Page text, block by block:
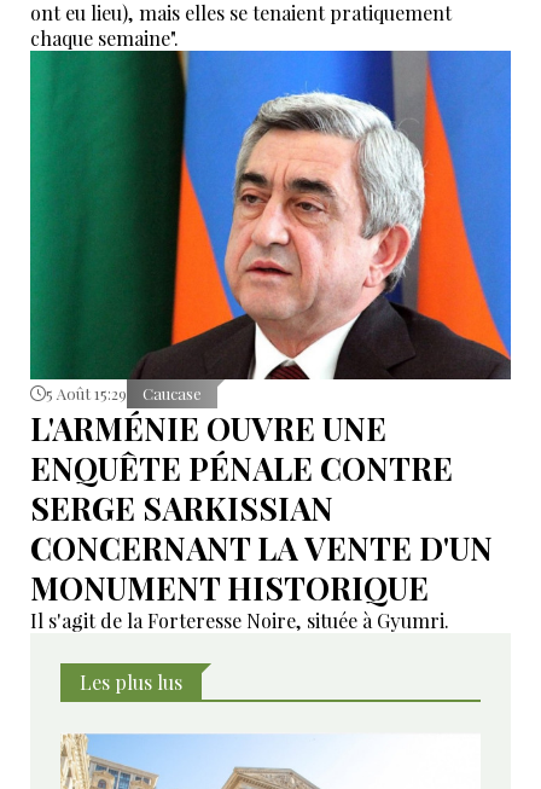
ont eu lieu), mais elles se tenaient pratiquement
chaque semaine".
5 Août 15:29 Caucase
L'ARMÉNIE OUVRE UNE
ENQUÊTE PÉNALE CONTRE
SERGE SARKISSIAN
CONCERNANT LA VENTE D'UN
MONUMENT HISTORIQUE
Il s'agit de la Forteresse Noire, située à Gyumri.
Les plus lus